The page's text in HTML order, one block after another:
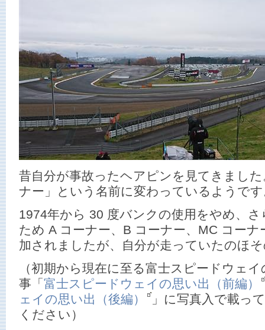
昔自分が事故ったヘアピンを見てきまし
ナー」という名前に変わっているようで
1974年から 30 度バンクの使用をやめ、
ため A コーナー、B コーナー、MC コー
加されましたが、自分が走っていたのほ
（初期から現在に至る富士スピードウェ
事「 富士スピードウェイの思い出（前編）
ェイの思い出（後編）
」に写真入で載っ
ください）